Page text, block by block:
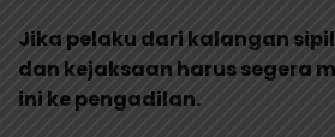
Jika pelaku dari kalangan
dan kejaksaan harus segera
ini ke pengadilan.